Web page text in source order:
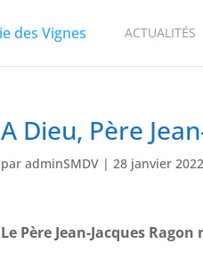
ACTUALITÉS
A Dieu, Père
paradminSMDV |28 janvier 2022
Le Père Jean-Jacques